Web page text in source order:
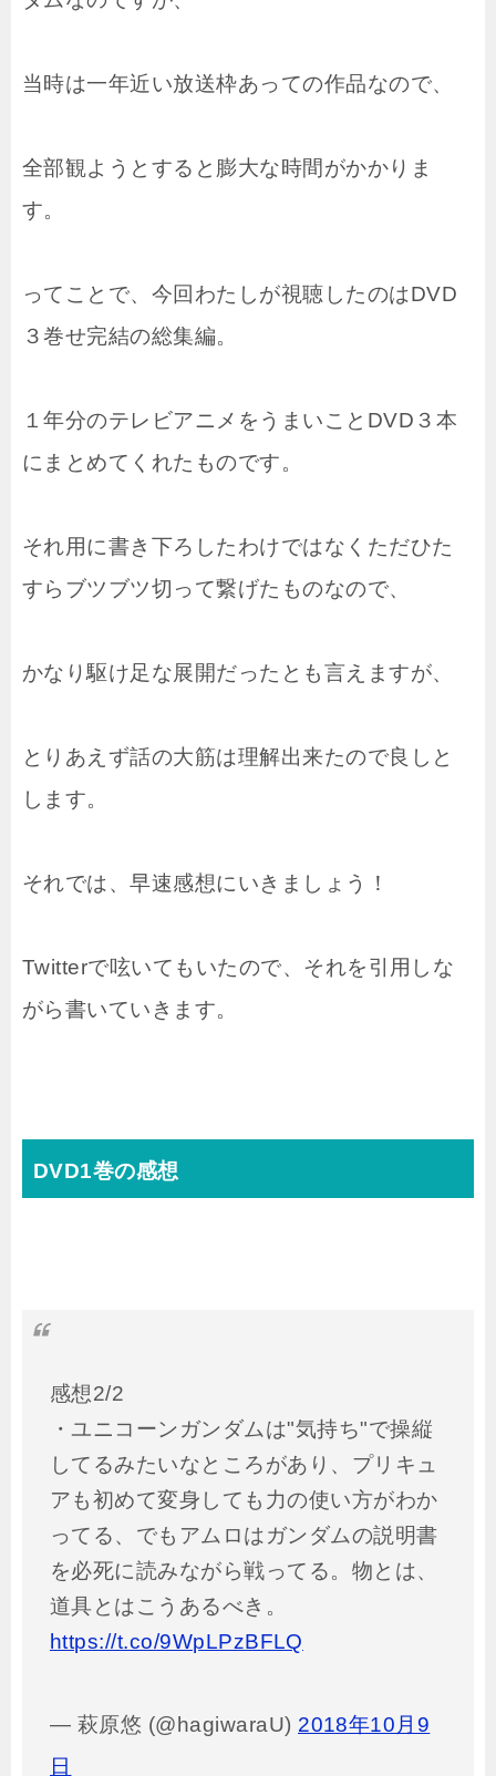
当時は一年近い放送枠あっての作品なので、
全部観ようとすると膨大な時間がかかりま
す。
ってことで、今回わたしが視聴したのはDVD
３巻せ完結の総集編。
１年分のテレビアニメをうまいことDVD３本
にまとめてくれたものです。
それ用に書き下ろしたわけではなくただひた
すらブツブツ切って繋げたものなので、
かなり駆け足な展開だったとも言えますが、
とりあえず話の大筋は理解出来たので良しと
します。
それでは、早速感想にいきましょう！
Twitterで呟いてもいたので、それを引用しな
がら書いていきます。
DVD1巻の感想
感想2/2
・ユニコーンガンダムは"気持ち"で操縦
してるみたいなところがあり、プリキュ
アも初めて変身しても力の使い方がわか
ってる、でもアムロはガンダムの説明書
を必死に読みながら戦ってる。物とは、
道具とはこうあるべき。
https://t.co/9WpLPzBFLQ
— 萩原悠 (@hagiwaraU) 2018年10月9
日